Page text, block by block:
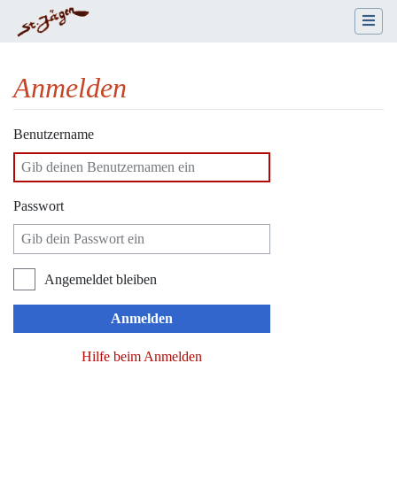
Anmelden
Wechseln zu:Navigation
Benutzername
Passwort
Angemeldet bleiben
Anmelden
Hilfe beim Anmelden